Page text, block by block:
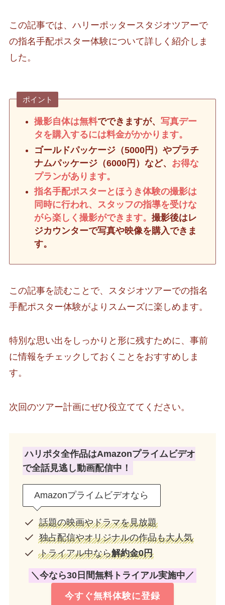
この記事では、ハリーポッタースタジオツアーで
の指名手配ポスター体験について詳しく紹介しま
した。
ポイント
撮影自体は無料でできますが、写真デー
タを購入するには料金がかかります。
ゴールドパッケージ（5000円）やプラチ
ナムパッケージ（6000円）など、 お得な
プランがあります。
指名手配ポスターとほうき体験の撮影は
同時に行われ、スタッフの指導を受けな
がら楽しく撮影ができます。撮影後はレ
ジカウンターで写真や映像を購入できま
す。
この記事を読むことで、スタジオツアーでの指名
手配ポスター体験がよりスムーズに楽しめます。
特別な思い出をしっかりと形に残すために、事前
に情報をチェックしておくことをおすすめしま
す。
次回のツアー計画にぜひ役立ててください。
ハリポタ全作品はAmazonプライムビデオ
で全話見逃し動画配信中！
Amazonプライムビデオなら
話題の映画やドラマを見放題
独占配信やオリジナルの作品も大人気
トライアル中なら解約金0円
＼今なら30日間無料トライアル実施中／
今すぐ無料体験に登録